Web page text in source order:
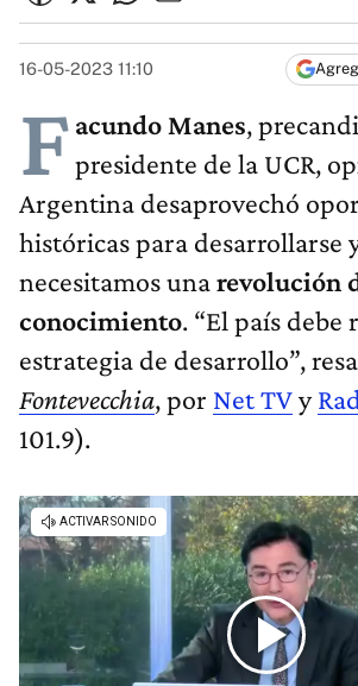
16-05-2023 11:10
F acundo Manes,
presidente de la UCR,
Argentina desaprovechó
históricas para desarrollarse
necesitamos unarevolución
conocimiento. “El país debe
estrategia de desarrollo”,
Fontevecchia, por Net TVy
101.9).